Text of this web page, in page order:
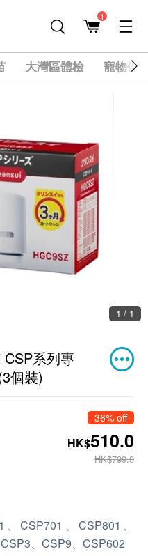
1
大灣區體檢 寵物健
1 / 1
系列專
個裝)
36% off
HK$510.0
HK$799.0
CSP701、CSP801、
、CSP9、CSP602